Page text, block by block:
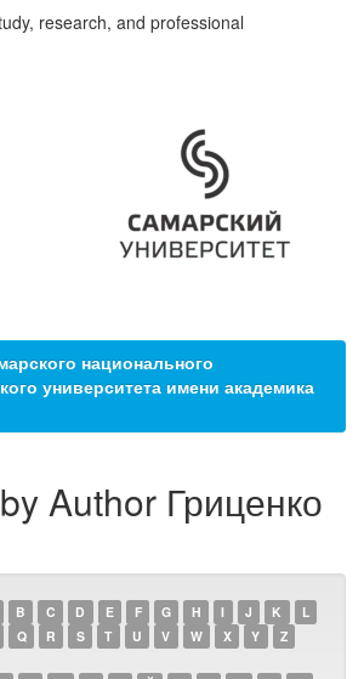
research, and professional
национального
университета имени академика
Author Гриценко
B C D E F G H I J K
L
Q R S T U V W X Y Z